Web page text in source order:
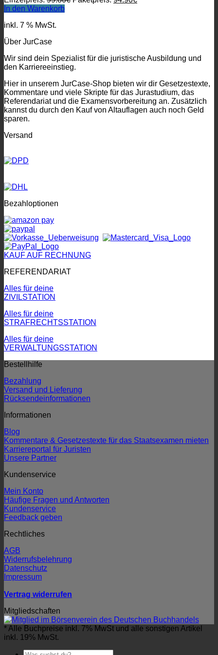
In den Warenkorb
inkl. 7 % MwSt.
Über JurCase
Wir sind dein Spezialist für die juristische Ausbildung und
den Karriereeinstieg.
Hier in unserem JurCase-Shop bieten wir dir Gesetzestexte,
Kommentare und viele Skripte für das Jurastudium, das
Referendariat und die Examensvorbereitung an. Zusätzlich
kannst du durch den Kauf von Altauflagen auch noch Geld
sparen.
Versand
Bezahloptionen
KAUF AUF RECHNUNG
REFERENDARIAT
Alles für deine
ZIVILSTATION
Alles für deine
STRAFRECHTSSTATION
Alles für deine
VERWALTUNGSSTATION
Bestellhilfe
Bezahlung
Versand und Lieferung
Rücksendeinformationen
Informationen
Blog
Kommentare & Gesetzestexte für das Staatsexamen mieten
Karriereportal für Juristen
Unsere Partner
Kundenservice
Mein Konto
Häufige Fragen und Antworten
Kundenservice
Feedback geben
Rechtliches
AGB
Widerrufsbelehrung
Datenschutz
Impressum
Vertrag widerrufen
Mitgliedschaften
* Alle Buchpreise inkl. 7% MwSt und alle sonstigen Artikel
inkl. 19% MwSt.
Suchen